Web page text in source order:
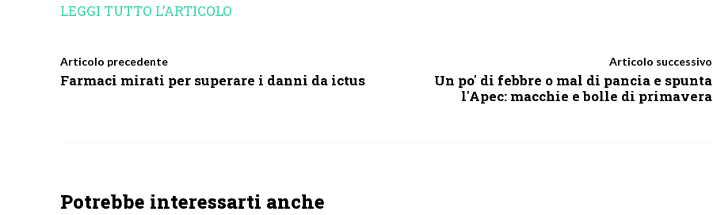
LEGGI TUTTO L’ARTICOLO
Articolo precedente
Farmaci mirati per superare i danni da ictus
Articolo successivo
Un po' di febbre o mal di pancia e spunta
l'Apec: macchie e bolle di primavera
Potrebbe interessarti anche